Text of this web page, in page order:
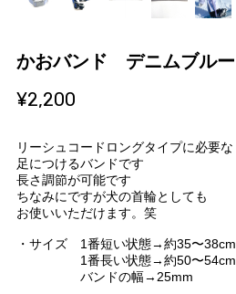
かおバンド デニムブルー
¥2,200
リーシュコードロングタイプに必要な
足につけるバンドです
長さ調節が可能です
ちなみにですが犬の首輪としても
お使いいただけます。笑
・サイズ 1番短い状態→約35〜38cm
1番長い状態→約50〜54cm
バンドの幅→25mm